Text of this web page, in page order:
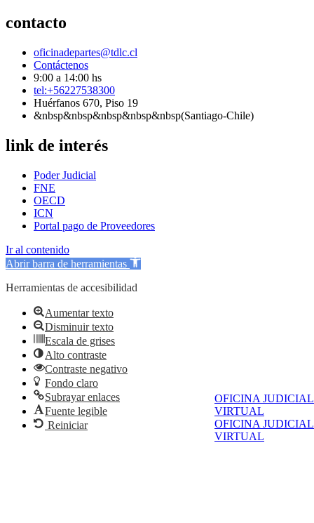
OFICINA JUDICIAL
VIRTUAL
OFICINA JUDICIAL
VIRTUAL
contacto
oficinadepartes@tdlc.cl
Contáctenos
9:00 a 14:00 hs
tel:+56227538300
Huérfanos 670, Piso 19
&nbsp&nbsp&nbsp&nbsp&nbsp(Santiago-Chile)
link de interés
Poder Judicial
FNE
OECD
ICN
Portal pago de Proveedores
Ir al contenido
Abrir barra de herramientas
Herramientas de accesibilidad
Aumentar texto
Disminuir texto
Escala de grises
Alto contraste
Contraste negativo
Fondo claro
Subrayar enlaces
Fuente legible
Reiniciar